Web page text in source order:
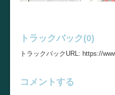
トラックバック(0)
トラックバックURL: https://
コメントする